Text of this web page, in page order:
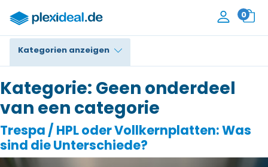
0
Kategorien anzeigen
Plexiglas®
Polycarbonat
HPL / Trespa®
Alupanel / Dibond®
Kategorie: Geen onderdeel
van een categorie
Trespa / HPL oder Vollkernplatten: Was
sind die Unterschiede?